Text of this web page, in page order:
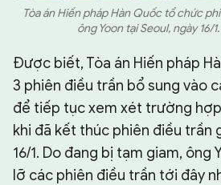
Tòa án Hiến pháp Hàn Quốc tổ chức
ông Yoon tại Seoul, ngày 16/
Được biết, Tòa án Hiến pháp
3 phiên điều trần bổ sung vào
để tiếp tục xem xét trường hợp
khi đã kết thúc phiên điều trần
16/1. Do đang bị tạm giam, ông
lỡ các phiên điều trần tới đây